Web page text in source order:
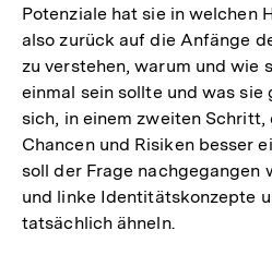
Potenziale hat sie in welchen
also zurück auf die Anfänge
zu verstehen, warum und wie
einmal sein sollte und was sie
sich, in einem zweiten
Chancen und Risiken besser
soll der Frage nachgegangen
und linke Identitätskonzepte
tatsächlich ähneln.